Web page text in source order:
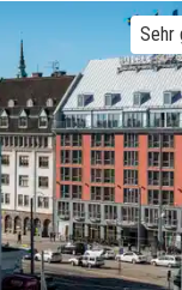
Bild
Sehr